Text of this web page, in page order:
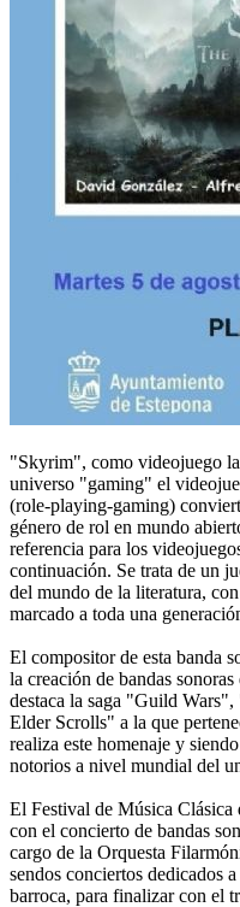
"Skyrim", como videojuego
universo "gaming" el
(role-playing-gaming)
género de rol en mundo
referencia para los
continuación. Se trata de un
del mundo de la literatura,
marcado a toda una
El compositor de esta banda
la creación de bandas
destaca la saga "Guild
Elder Scrolls" a la que
realiza este homenaje y
notorios a nivel mundial del
El Festival de Música Clásica
con el concierto de bandas
cargo de la Orquesta
sendos conciertos dedicados
barroca, para finalizar con el